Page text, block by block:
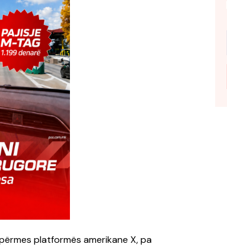
platformës amerikane X, pa